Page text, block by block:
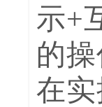
示+
的
在